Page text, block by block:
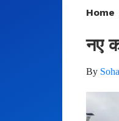
Home
नए
By